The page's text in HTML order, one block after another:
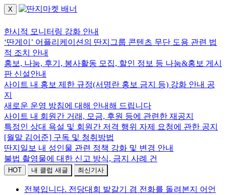
X
한시적 모니터링 강화 안내
‘딴게이’ 어플리케이션의 딴지그룹 콘텐츠 무단 도용 관련 법
적 조치 안내
홍보, 나눔, 후기, 봉사활동 모집, 할인 정보 등 나눔&홍보 게시
판 신설안내
사이트 내 홍보 제한 규정(서명란 홍보 금지 등) 강화 안내 공
지
새로운 운영 방침에 대해 안내해 드립니다
사이트 내 회원간 거래, 모금, 후원 등에 관련한 재공지
특정인 상대 욕설 및 회원간 저격 행위 자제 요청에 관한 공지
[월말 김어준] 구독 및 청취방법
딴지일보 내 성인물 관련 정책 강화 및 변경 안내
불법 촬영물에 대한 신고 방식, 금지 사례 건
HOT 내 클럽 새글 최신기사
전북입니다. 전당대회 밭갈기 겸 전화를 돌려본지 어언